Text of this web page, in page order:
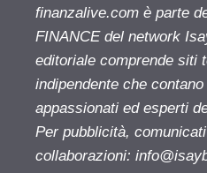
finanzalive.com è parte
FINANCE del network
editoriale comprende siti
indipendente che
appassionati ed esperti
Per pubblicità,
collaborazioni: